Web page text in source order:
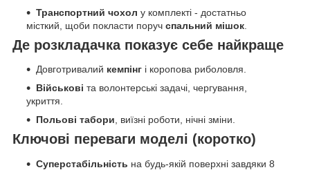
Транспортний чохол у комплекті - достатньо
місткий, щоби покласти поруч спальний мішок
Де розкладачка показує себе найкраще
Довготривалий кемпінг і коропова риболовля.
Військові та волонтерські задачі, чергування,
укриття.
Польові табори, виїзні роботи, нічні зміни.
Ключові переваги моделі (коротко)
Суперстабільність на будь-якій поверхні завдяки 8